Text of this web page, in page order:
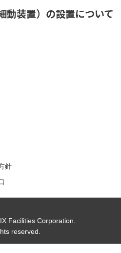
動装置）の設置について
針
Facilities Corporation.
reserved.